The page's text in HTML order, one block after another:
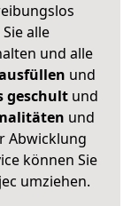
alle
und alle
und
geschult und
und
Abwicklung
können Sie
umziehen.